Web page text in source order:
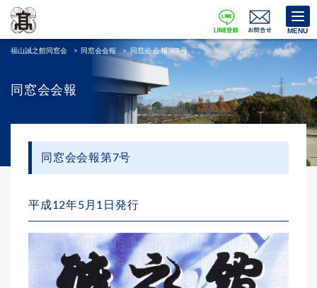
MENU
福山誠之館同窓会 > 同窓会会報 >同窓会会報第7号
同窓会会報
同窓会会報第7号
平成12年5月1日発行